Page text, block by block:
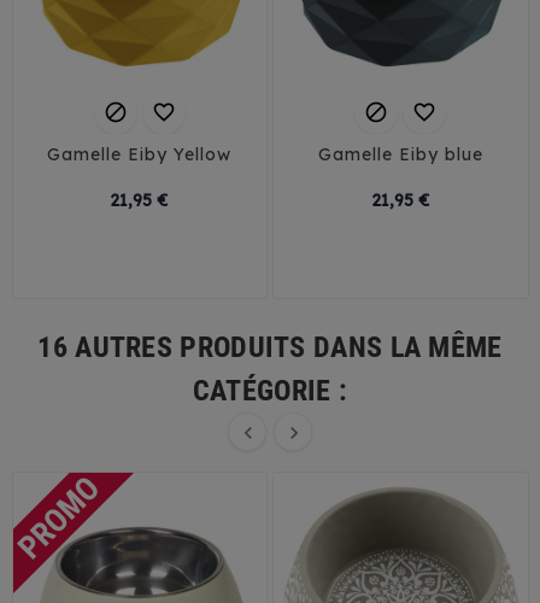
 
Gamelle Eiby Yellow
21,95 €
 
Gamelle Eiby blue
21,95 €Prix
16 AUTRES PRODUITS DANS LA MÊME
CATÉGORIE :
 